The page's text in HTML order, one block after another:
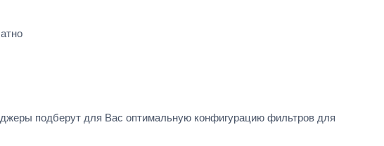
подберут для Вас оптимальную конфигурацию фильтров для